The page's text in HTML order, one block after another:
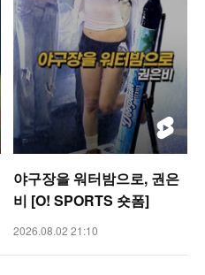
야구장을 워터밤으로, 권은
비 [O! SPORTS 숏폼]
2026.08.02 21:10